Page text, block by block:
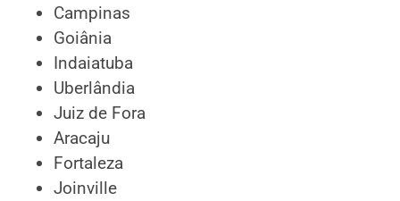
Campinas
Goiânia
Indaiatuba
Uberlândia
Juiz de Fora
Aracaju
Fortaleza
Joinville